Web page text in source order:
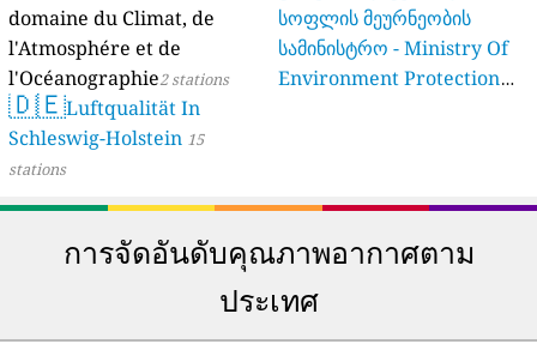
domaine du Climat, de
l'Atmosphére et de
l'Océanographie2 stations
🇩🇪Luftqualität In
Schleswig-Holstein 15
stations
სოფლის მეურნეობის
სამინისტრო - Ministry Of
Environment Protection
การจัดอันดับคุณภาพอากาศตาม
ประเทศ